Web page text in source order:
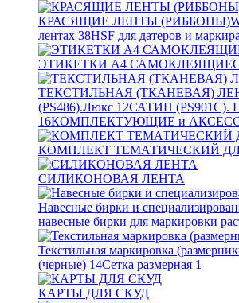
КРАСЯЩИЕ ЛЕНТЫ (РИББОНЫ)
лентах 38HSF для датеров и
ЭТИКЕТКИ А4
ТЕКСТИЛЬНАЯ (ТКАНЕВАЯ)
(PS486).Люкс 12САТИН
16КОМПЛЕКТУЮЩИЕ и
КОМПЛЕКТ ТЕМАТИЧЕСКИЙ
СИЛИКОНОВАЯ ЛЕНТА
Навесные бирки и
навесные бирки для маркировки
Текстильная маркировка
(черные) 14Сетка размерная 1
КАРТЫ ДЛЯ СКУД